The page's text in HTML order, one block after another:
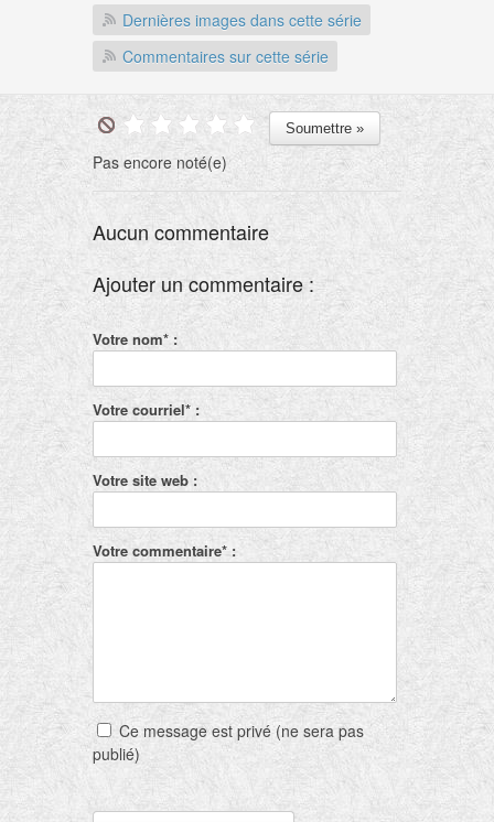
Dans le matras, l'aigle blanc à trois têtes,
dont chacune porte une couronne d'or,
est un"Enfant de Mars ". Il est le symbole
à-dire que la matière gazeuse qui
s'évapore, au cours d'un processus à
répétition, a été séparée de ses scories
impures par l'échauffement.
Dernières images dans cette série
Commentaires sur cette série
Pas encore noté(e)
Aucun commentaire
Ajouter un commentaire :
Votre nom* :
Votre courriel* :
Votre site web :
Votre commentaire* :
Ce message est privé (ne sera pas
publié)